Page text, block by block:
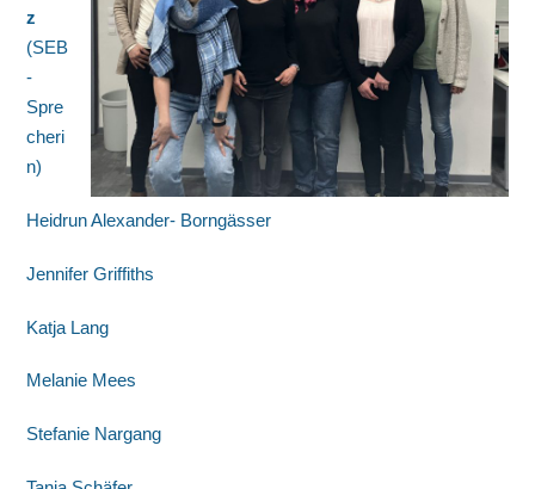
z
(SEB
-
Spre
cheri
n)
Heidrun Alexander- Borngässer
Jennifer Griffiths
Katja Lang
Melanie Mees
Stefanie Nargang